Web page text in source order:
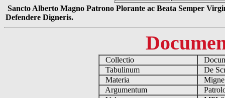
Sancto Alberto Magno Patrono Plorante ac Beata Semper
Defendere Digneris.
Collectio
Tabulinum
De
Materia
Argumentum